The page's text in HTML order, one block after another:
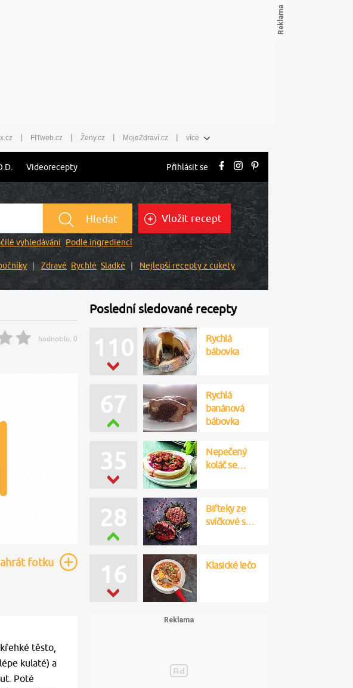
| FITweb.cz | Ženy.cz | MojeZdraví.cz | více
Videorecepty Přihlásit se
Hledat
vyhledávání Podle ingrediencí
Vložit recept
Zdravé Rychlé Sladké
Nejlepší recepty z cukety
hodnotilo: 0
fotku
těsto,
kulaté) a
Poté
Poslední sledované recepty
110
Rychlá
bábovka
67
Rychlá
banánová
bábovka
35
Nepečený
koláč se…
28
Bifteky ze
svíčkové s…
16 Klasické lečo